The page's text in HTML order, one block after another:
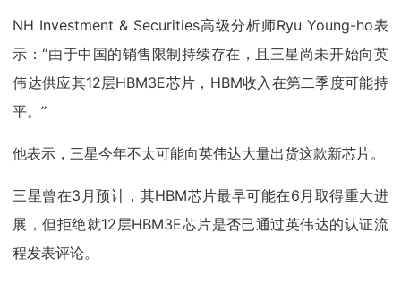
NH Investment & Securities高级分析师Ryu Young-ho表
示：“由于中国的销售限制持续存在，且三星尚未开始向英
伟达供应其12层HBM3E芯片，HBM收入在第二季度可能持
平。”
他表示，三星今年不太可能向英伟达大量出货这款新芯片。
三星曾在3月预计，其HBM芯片最早可能在6月取得重大进
展，但拒绝就12层HBM3E芯片是否已通过英伟达的认证流
程发表评论。